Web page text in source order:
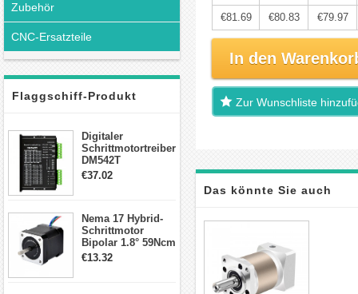
Zubehör
CNC-Ersatzteile
Flaggschiff-Produkt
Digitaler
Schrittmotortreiber
DM542T
Schrittmotor
Schrittmotor
€37.02
Nema 17 Hybrid-
Schrittmotor
Bipolar 1.8° 59Ncm
2A 4 Drähte mit 1m
€13.32
€81.69 €80.83 €79.97
In den
Zur Wunschliste
Das könnte Sie auch
interessieren